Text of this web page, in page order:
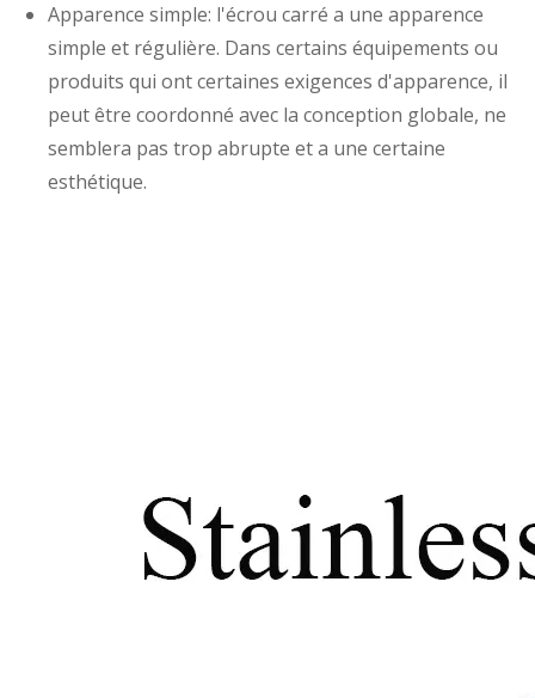
Apparence simple: l'écrou carré a une apparence
simple et régulière. Dans certains équipements ou
produits qui ont certaines exigences d'apparence, il
peut être coordonné avec la conception globale, ne
semblera pas trop abrupte et a une certaine
esthétique.